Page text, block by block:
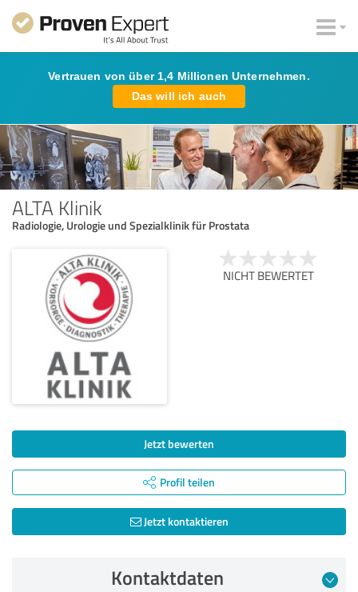
Vertrauen von über 1,4 Millionen Unternehmen.
Das will ich auch
ALTA Klinik
Radiologie, Urologie und Spezialklinik für Prostata
NICHT BEWERTET
Jetzt bewerten
Profil teilen
Jetzt kontaktieren
Kontaktdaten